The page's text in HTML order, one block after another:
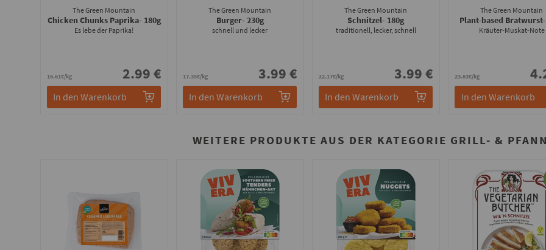
The Green Mountain
Chicken Chunks Paprika- 180g
Es lebe der Paprika!
16.61€/kg 2.99 €
In den Warenkorb
The Green Mountain
Burger- 230g
schnell und lecker
17.35€/kg 3.99 €
In den Warenkorb
The Green Mountain
Schnitzel- 180g
traditionell, lecker, schnell
22.17€/kg 3.99 €
In den Warenkorb
The Green Mountain
Plant-based Bratwurst
Kräuter-Muskat-Note
23.83€/kg
In den Warenkorb
WEITERE PRODUKTE AUS DER KATEGORIE GRILL- &